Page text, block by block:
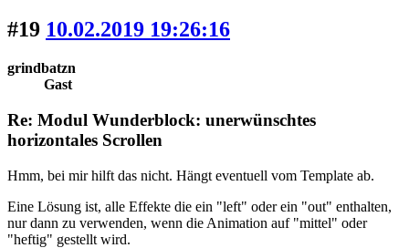
#19 10.02.2019 19:26:16
grindbatzn
Gast
Re: Modul Wunderblock: unerwünschtes
horizontales Scrollen
Hmm, bei mir hilft das nicht. Hängt eventuell vom Template ab.
Eine Lösung ist, alle Effekte die ein "left" oder ein "out" enthalten,
nur dann zu verwenden, wenn die Animation auf "mittel" oder
"heftig" gestellt wird.